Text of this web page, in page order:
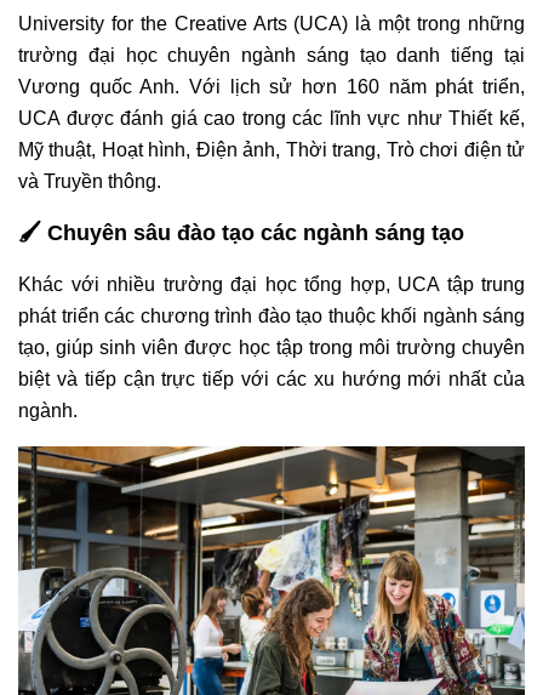
University for the Creative Arts (UCA) là một trong những
trường đại học chuyên ngành sáng tạo danh tiếng tại
Vương quốc Anh. Với lịch sử hơn 160 năm phát triển,
UCA được đánh giá cao trong các lĩnh vực như Thiết kế,
Mỹ thuật, Hoạt hình, Điện ảnh, Thời trang, Trò chơi điện tử
và Truyền thông.
🖌️ Chuyên sâu đào tạo các ngành sáng tạo
Khác với nhiều trường đại học tổng hợp, UCA tập trung
phát triển các chương trình đào tạo thuộc khối ngành sáng
tạo, giúp sinh viên được học tập trong môi trường chuyên
biệt và tiếp cận trực tiếp với các xu hướng mới nhất của
ngành.